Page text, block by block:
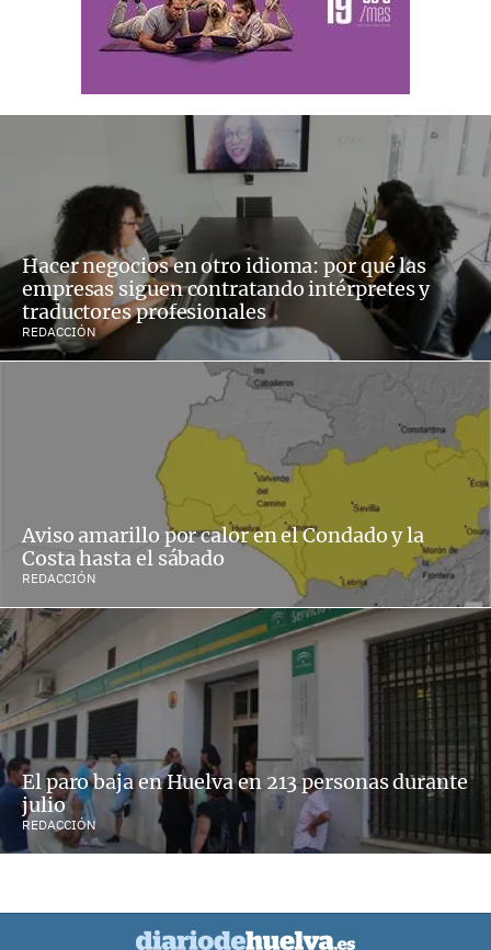
Hacer negocios en otro idioma: por qué las
empresas siguen contratando intérpretes y
traductores profesionales
REDACCIÓN
Aviso amarillo por calor en el Condado y la
Costa hasta el sábado
REDACCIÓN
El paro baja en Huelva en 213 personas durante
julio
REDACCIÓN